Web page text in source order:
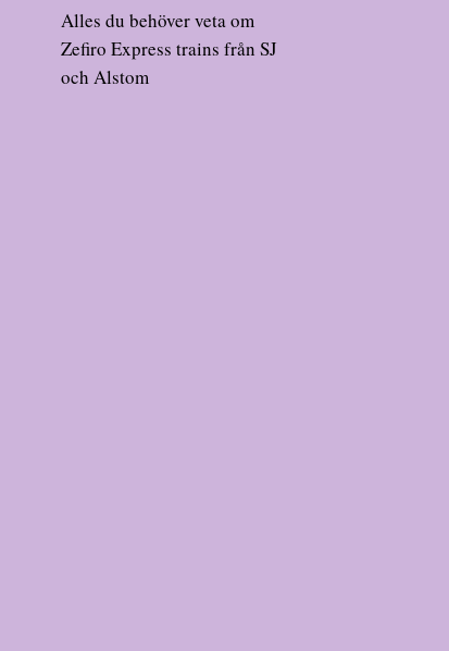
Alles du behöver veta om
Zefiro Express trains från SJ
och Alstom